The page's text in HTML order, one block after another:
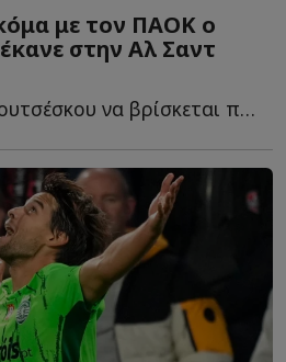
με τον ΠΑΟΚ ο
στην Αλ Σαντ
Μπορεί ο Ραζβάν Λουτσέσκου να βρίσκεται πλέον στην Α...